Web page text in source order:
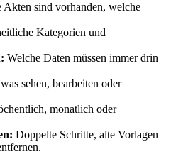
Akten sind vorhanden, welche
Kategorien und
Welche Daten müssen immer drin
sehen, bearbeiten oder
monatlich oder
Doppelte Schritte, alte Vorlagen